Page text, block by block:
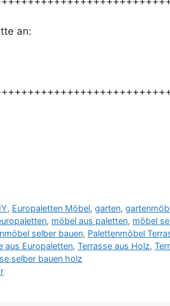
an:
, Europaletten Möbel,garten,
, möbel aus paletten, möbel
selber bauen, Palettenmöbel
aus Europaletten, Terrasse aus Holz,
selber bauen holz